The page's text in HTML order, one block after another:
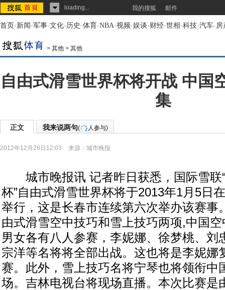
loading... 我的搜狐 邮件
首页-新闻-军事-文化-历史-体育-NBA-视频-娱谈-财经-世相-科技-汽车-房
> 其他 > 其他
自由式滑雪世界杯将开战 中国
集
正文 我来说两句( 人参与)
2012年12月28日12:03 来源： 城市晚报
城市晚报讯 记者昨日获悉，国际雪联
杯”自由式滑雪世界杯将于2013年1月5日
举行，这是长春市连续第六次举办该赛事
由式滑雪空中技巧和雪上技巧两项,中国
男女各有八人参赛，李妮娜、徐梦桃、刘
宗洋等名将将全部出战。这也将是李妮娜
赛。此外，雪上技巧名将宁琴也将领衔中
场。吉林电视台将现场直播。本次比赛是